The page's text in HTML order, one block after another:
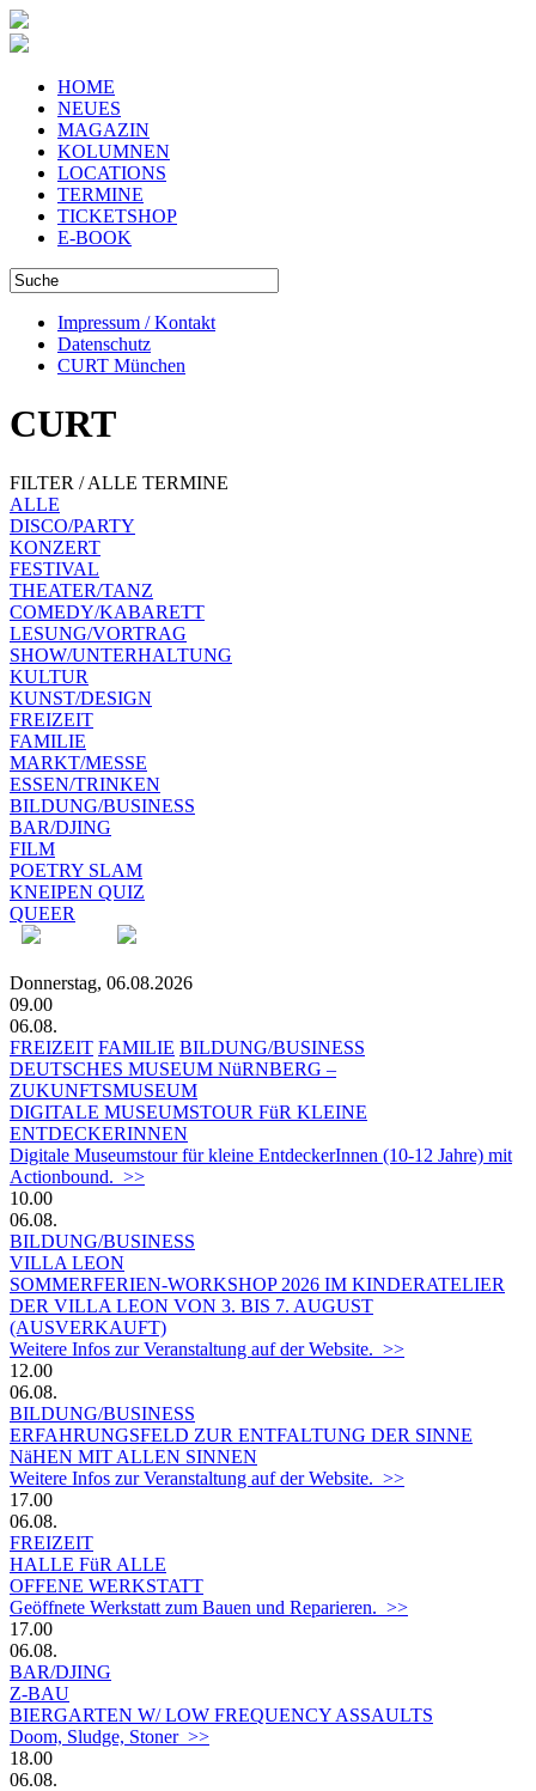
HOME
NEUES
MAGAZIN
KOLUMNEN
LOCATIONS
TERMINE
TICKETSHOP
E-BOOK
Impressum / Kontakt
Datenschutz
CURT München
CURT
FILTER / ALLE TERMINE
ALLE
DISCO/PARTY
KONZERT
FESTIVAL
THEATER/TANZ
COMEDY/KABARETT
LESUNG/VORTRAG
SHOW/UNTERHALTUNG
KULTUR
KUNST/DESIGN
FREIZEIT
FAMILIE
MARKT/MESSE
ESSEN/TRINKEN
BILDUNG/BUSINESS
BAR/DJING
FILM
POETRY SLAM
KNEIPEN QUIZ
QUEER
Donnerstag, 06.08.2026
09.00
06.08.
FREIZEIT FAMILIE BILDUNG/BUSINESS
DEUTSCHES MUSEUM NüRNBERG –
ZUKUNFTSMUSEUM
DIGITALE MUSEUMSTOUR FüR KLEINE
ENTDECKERINNEN
Digitale Museumstour für kleine EntdeckerInnen (10-12 Jahre) mit
Actionbound. >>
10.00
06.08.
BILDUNG/BUSINESS
VILLA LEON
SOMMERFERIEN-WORKSHOP 2026 IM KINDERATELIER
DER VILLA LEON VON 3. BIS 7. AUGUST
(AUSVERKAUFT)
Weitere Infos zur Veranstaltung auf der Website. >>
12.00
06.08.
BILDUNG/BUSINESS
ERFAHRUNGSFELD ZUR ENTFALTUNG DER SINNE
NäHEN MIT ALLEN SINNEN
Weitere Infos zur Veranstaltung auf der Website. >>
17.00
06.08.
FREIZEIT
HALLE FüR ALLE
OFFENE WERKSTATT
Geöffnete Werkstatt zum Bauen und Reparieren. >>
17.00
06.08.
BAR/DJING
Z-BAU
BIERGARTEN W/ LOW FREQUENCY ASSAULTS
Doom, Sludge, Stoner >>
18.00
06.08.